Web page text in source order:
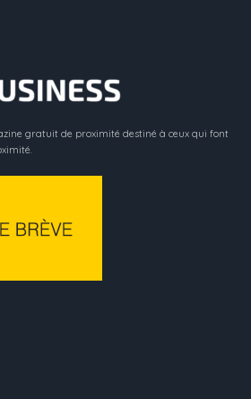
gratuit de proximité destiné à ceux qui font